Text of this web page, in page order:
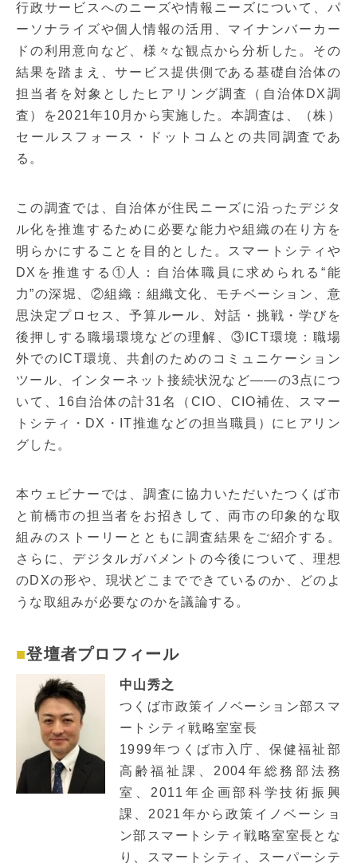
行政サービスへのニーズや情報ニーズについて、パ
ーソナライズや個人情報の活用、マイナンバーカー
ドの利用意向など、様々な観点から分析した。その
結果を踏まえ、サービス提供側である基礎自治体の
担当者を対象としたヒアリング調査（自治体DX調
査）を2021年10月から実施した。本調査は、（株）
セールスフォース・ドットコムとの共同調査であ
る。
この調査では、自治体が住民ニーズに沿ったデジタ
ル化を推進するために必要な能力や組織の在り方を
明らかにすることを目的とした。スマートシティや
DXを推進する①人：自治体職員に求められる“能
力”の深堀、②組織：組織文化、モチベーション、意
思決定プロセス、予算ルール、対話・挑戦・学びを
後押しする職場環境などの理解、③ICT環境：職場
外でのICT環境、共創のためのコミュニケーション
ツール、インターネット接続状況など――の3点につ
いて、16自治体の計31名（CIO、CIO補佐、スマー
トシティ・DX・IT推進などの担当職員）にヒアリン
グした。
本ウェビナーでは、調査に協力いただいたつくば市
と前橋市の担当者をお招きして、両市の印象的な取
組みのストーリーとともに調査結果をご紹介する。
さらに、デジタルガバメントの今後について、理想
のDXの形や、現状どこまでできているのか、どのよ
うな取組みが必要なのかを議論する。
登壇者プロフィール
中山秀之
つくば市政策イノベーション部スマ
ートシティ戦略室室長
1999年つくば市入庁、保健福祉部
高齢福祉課、2004年総務部法務
室、2011年企画部科学技術振興
課、2021年から政策イノベーショ
ン部スマートシティ戦略室室長とな
り、スマートシティ、スーパーシテ